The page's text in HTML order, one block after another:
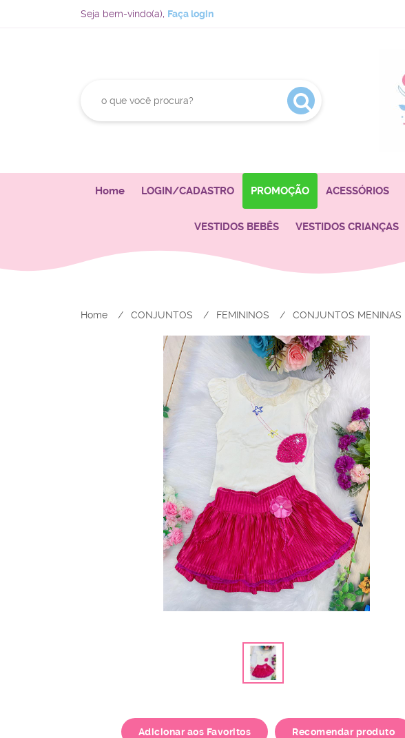
Seja bem-vindo(a), Faça login
Home LOGIN/CADASTRO PROMOÇÃO ACESSÓRIOS
VESTIDOS BEBÊS VESTIDOS CRIANÇAS
Home CONJUNTOS FEMININOS CONJUNTOS MENINAS
Adicionar aos Favoritos Recomendar produto